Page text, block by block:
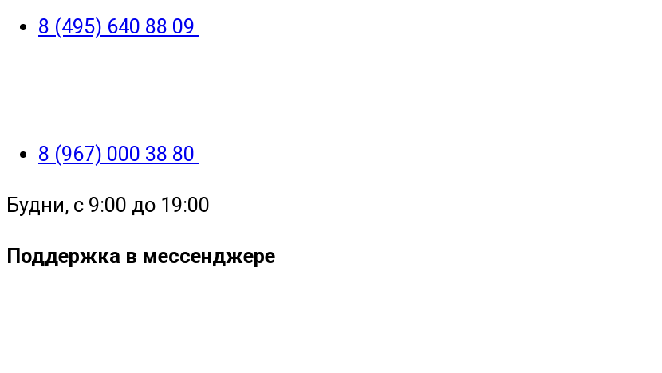
8 (495) 640 88 09
8 (967) 000 38 80
Будни, с 9:00 до 19:00
Поддержка в мессенджере